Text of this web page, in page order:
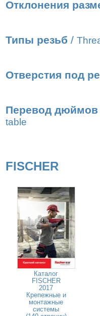
Отклонения
Типы резьб /
Отверстия под
Перевод
table
FISCHER
Каталог
FISCHER
2017
Крепежные и
монтажные
системы